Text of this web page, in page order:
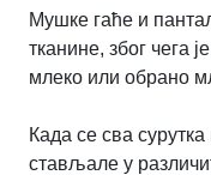
Мушке гаће и
тканине, због чега
млеко или обрано
Када се сва
стављале у